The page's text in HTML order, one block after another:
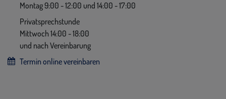
Montag 9:00 - 12:00 und 14:00 - 17:00
Privatsprechstunde
Mittwoch 14:00 - 18:00
und nach Vereinbarung
Termin online vereinbaren